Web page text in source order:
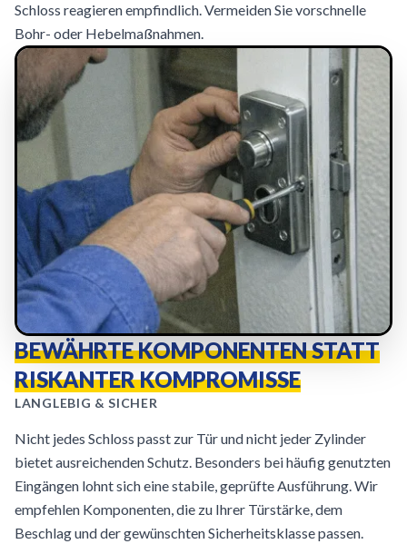
Schloss reagieren empfindlich. Vermeiden Sie vorschnelle
Bohr- oder Hebelmaßnahmen.
BEWÄHRTE KOMPONENTEN STATT
RISKANTER KOMPROMISSE
LANGLEBIG & SICHER
Nicht jedes Schloss passt zur Tür und nicht jeder Zylinder
bietet ausreichenden Schutz. Besonders bei häufig genutzten
Eingängen lohnt sich eine stabile, geprüfte Ausführung. Wir
empfehlen Komponenten, die zu Ihrer Türstärke, dem
Beschlag und der gewünschten Sicherheitsklasse passen.